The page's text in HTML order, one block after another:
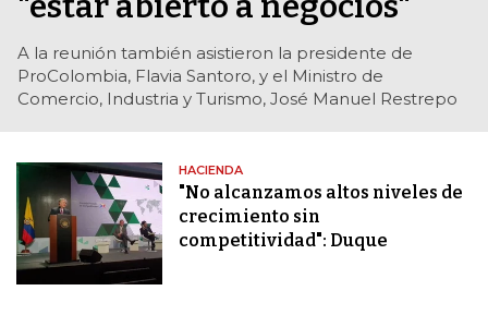
A la reunión también asistieron la presidente de
ProColombia, Flavia Santoro, y el Ministro de
Comercio, Industria y Turismo, José Manuel Restrepo
HACIENDA
"No alcanzamos altos niveles de
crecimiento sin
competitividad": Duque